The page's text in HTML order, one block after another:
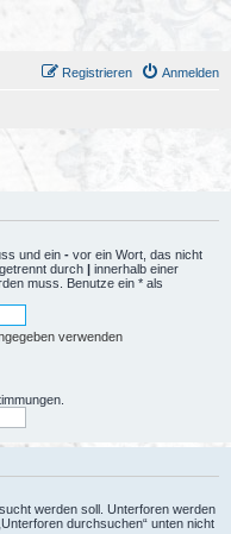
Anmelden
Registrieren
und ein - vor ein Wort, das nicht
durch | innerhalb einer
muss. Benutze ein * als
verwenden
werden soll. Unterforen werden
durchsuchen“ unten nicht